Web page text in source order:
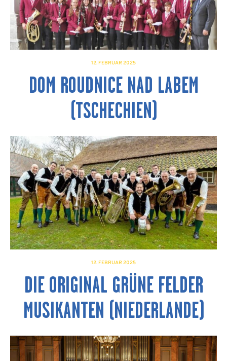
12. FEBRUAR 2025
DOM ROUDNICE NAD LABEM
(TSCHECHIEN)
12. FEBRUAR 2025
DIE ORIGINAL GRÜNE FELDER
MUSIKANTEN (NIEDERLANDE)